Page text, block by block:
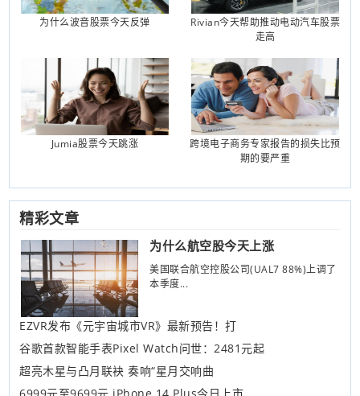
为什么波音股票今天反弹
Rivian今天帮助推动电动汽车股票
走高
Jumia股票今天跳涨
跨境电子商务专家报告的损失比预
期的要严重
精彩文章
为什么航空股今天上涨
美国联合航空控股公司(UAL7 88%)上调了
本季度...
EZVR发布《元宇宙城市VR》最新预告！打
谷歌首款智能手表Pixel Watch问世：2481元起
超亮木星与凸月联袂 奏响“星月交响曲